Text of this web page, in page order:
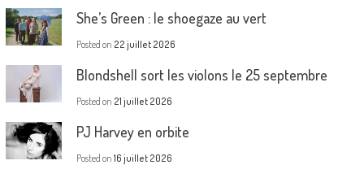
She’s Green : le shoegaze au vert
Posted on 22 juillet 2026
Blondshell sort les violons le 25 septembre
Posted on 21 juillet 2026
PJ Harvey en orbite
Posted on 16 juillet 2026